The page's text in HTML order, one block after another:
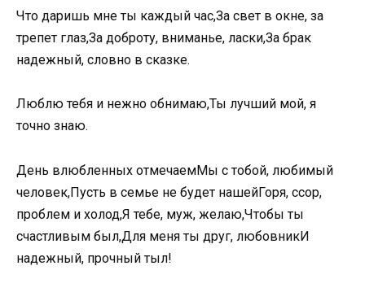
Что даришь мне ты каждый час,За свет в окне, за
трепет глаз,За доброту, вниманье, ласки,За брак
надежный, словно в сказке.
Люблю тебя и нежно обнимаю,Ты лучший мой, я
точно знаю.
День влюбленных отмечаемМы с тобой, любимый
человек,Пусть в семье не будет нашейГоря, ссор,
проблем и холод,Я тебе, муж, желаю,Чтобы ты
счастливым был,Для меня ты друг, любовникИ
надежный, прочный тыл!